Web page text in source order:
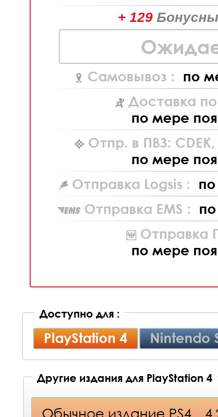
+ 129
Самовывоз : по
Доставка
по мере
Отпр. в ПВЗ: CDEK,
по мере
Отправка Logsis :
Отправка EMS :
Отправка
по мере
Доступно для :
PlayStation 4 Nintendo
Другие издания для PlayStation 4
Обычное издание PS4 4